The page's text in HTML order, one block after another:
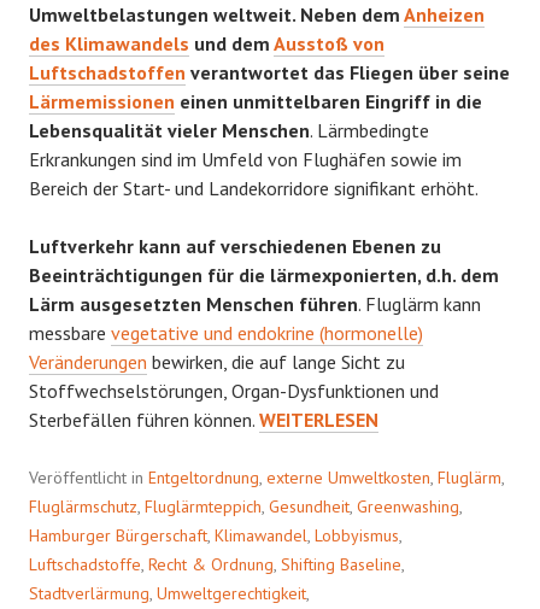
Umweltbelastungen weltweit. Neben dem Anheizen
des Klimawandels und dem Ausstoß von
Luftschadstoffen verantwortet das Fliegen über seine
Lärmemissionen einen unmittelbaren Eingriff in die
Lebensqualität vieler Menschen. Lärmbedingte
Erkrankungen sind im Umfeld von Flughäfen sowie im
Bereich der Start- und Landekorridore signifikant erhöht.
Luftverkehr kann auf verschiedenen Ebenen zu
Beeinträchtigungen für die lärmexponierten, d.h. dem
Lärm ausgesetzten Menschen führen. Fluglärm kann
messbare vegetative und endokrine (hormonelle)
Veränderungen bewirken, die auf lange Sicht zu
Stoffwechselstörungen, Organ-Dysfunktionen und
Sterbefällen führen können. FLUGLÄRM
SEINEN
PREIS
WEITERLESEN
Veröffentlicht in Entgeltordnung externe Umweltkosten Fluglärm
Fluglärmschutz Fluglärmteppich Gesundheit Greenwashing
Hamburger Bürgerschaft Klimawandel Lobbyismus
Luftschadstoffe Recht & Ordnung Shifting Baseline
Stadtverlärmung Umweltgerechtigkeit